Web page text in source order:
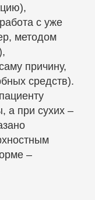
с уже
методом
причину,
средств).
а при сухих –
–